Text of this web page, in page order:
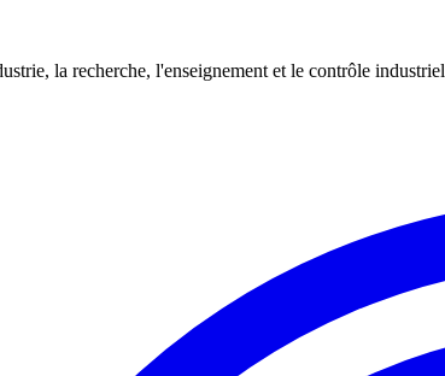
la recherche, l'enseignement et le contrôle